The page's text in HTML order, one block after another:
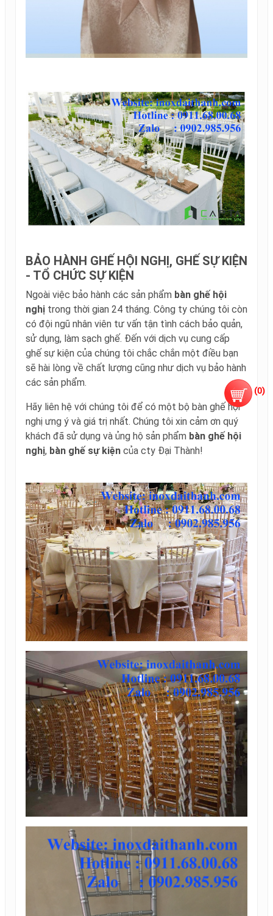
BẢO HÀNH GHẾ HỘI NGHỊ, GHẾ SỰ KIỆN
- TỔ CHỨC SỰ KIỆN
Ngoài việc bảo hành các sản phẩm bàn ghế hội
nghị trong thời gian 24 tháng. Công ty chúng tôi còn
có đội ngũ nhân viên tư vấn tận tình cách bảo quản,
sử dụng, làm sạch ghế. Đến với dịch vụ cung cấp
ghế sự kiện của chúng tôi chắc chắn một điều bạn
sẽ hài lòng về chất lượng cũng như dịch vụ bảo hành
các sản phẩm.
Hãy liên hệ với chúng tôi để có một bộ bàn ghế hội
nghị ưng ý và giá trị nhất. Chúng tôi xin cảm ơn quý
khách đã sử dụng và ủng hộ sản phẩm bàn ghế hội
nghị, bàn ghế sự kiện của cty Đại Thành!
(0)